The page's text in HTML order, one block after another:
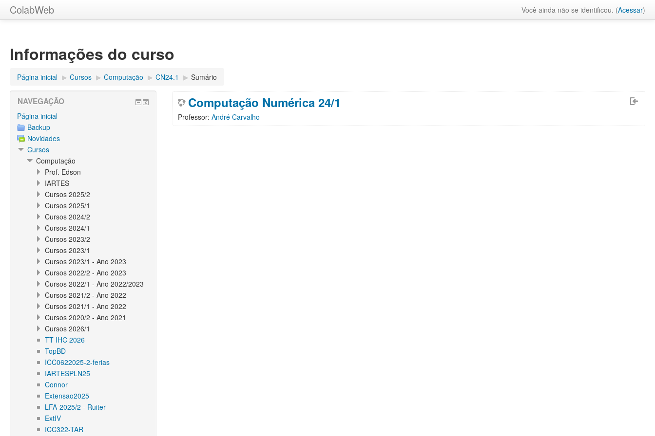
ColabWeb Você ainda não se identificou. (Acessar)
Informações do curso
Página inicial ▶︎ Cursos ▶︎ Computação ▶︎ CN24.1 ▶︎ Sumário
Computação Numérica 24/1
Professor:André Carvalho
NAVEGAÇÃO
Página inicial
Backup
Novidades
Cursos
Computação
Prof. Edson
IARTES
Cursos 2025/2
Cursos 2025/1
Cursos 2024/2
Cursos 2024/1
Cursos 2023/2
Cursos 2023/1
Cursos 2023/1 - Ano 2023
Cursos 2022/2 - Ano 2023
Cursos 2022/1 - Ano 2022/2023
Cursos 2021/2 - Ano 2022
Cursos 2021/1 - Ano 2022
Cursos 2020/2 - Ano 2021
Cursos 2026/1
TT IHC 2026
TopBD
ICC0622025-2-ferias
IARTESPLN25
Connor
Extensao2025
LFA-2025/2 - Ruiter
ExtIV
ICC322-TAR